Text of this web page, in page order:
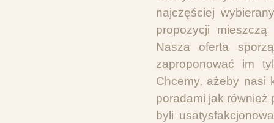
najczęściej
propozycji
Nasza oferta
zaproponować im
Chcemy, ażeby nasi
poradami jak również
byli